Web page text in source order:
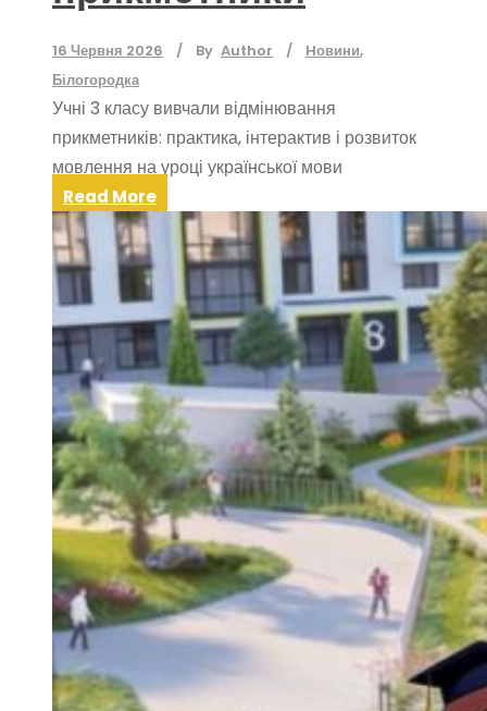
16 Червня 2026 By Author Hовини,
Білогородка
Учні 3 класу вивчали відмінювання
прикметників: практика, інтерактив і розвиток
мовлення на уроці української мови
Read More